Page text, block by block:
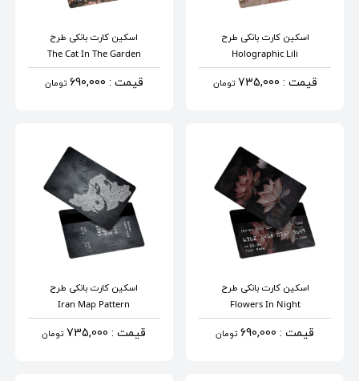
اسکین کارت بانکی طرح
Holographic Lili
قیمت : 735,000 تومان
اسکین کارت بانکیطرح
The Cat In The Garden
قیمت : 690,000 تومان
اسکین کارت بانکی طرح
Flowers In Night
قیمت : 690,000 تومان
اسکین کارت بانکیطرح
Iran Map Pattern
قیمت : 735,000 تومان